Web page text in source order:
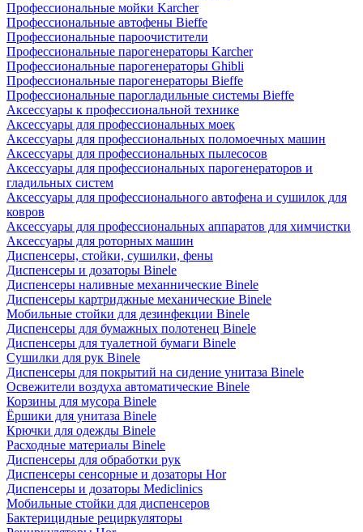
Профессиональные мойки Karcher
Профессиональные автофены Bieffe
Профессиональные пароочистители
Профессиональные парогенераторы Karcher
Профессиональные парогенераторы Ghibli
Профессиональные парогенераторы Bieffe
Профессиональные парогладильные системы Bieffe
Аксессуары к профессиональной технике
Аксессуары для профессиональных моек
Аксессуары для профессиональных поломоечных машин
Аксессуары для профессиональных пылесосов
Аксессуары для профессиональных парогенераторов и
гладильных систем
Аксессуары для профессионального автофена и сушилок для
ковров
Аксессуары для профессиональных аппаратов для химчистки
Аксессуары для роторных машин
Диспенсеры, стойки, сушилки, фены
Диспенсеры и дозаторы Binele
Диспенсеры наливные механнические Binele
Диспенсеры картриджные механические Binele
Мобильные стойки для дезинфекции Binele
Диспенсеры для бумажных полотенец Binele
Диспенсеры для туалетной бумаги Binele
Сушилки для рук Binele
Диспенсеры для покрытий на сидение унитаза Binele
Освежители воздуха автоматические Binele
Корзины для мусора Binele
Ёршики для унитаза Binele
Крючки для одежды Binele
Расходные материалы Binele
Диспенсеры для обработки рук
Диспенсеры сенсорные и дозаторы Hor
Диспенсеры и дозаторы Mediclinics
Мобильные стойки для диспенсеров
Бактерицидные рециркуляторы